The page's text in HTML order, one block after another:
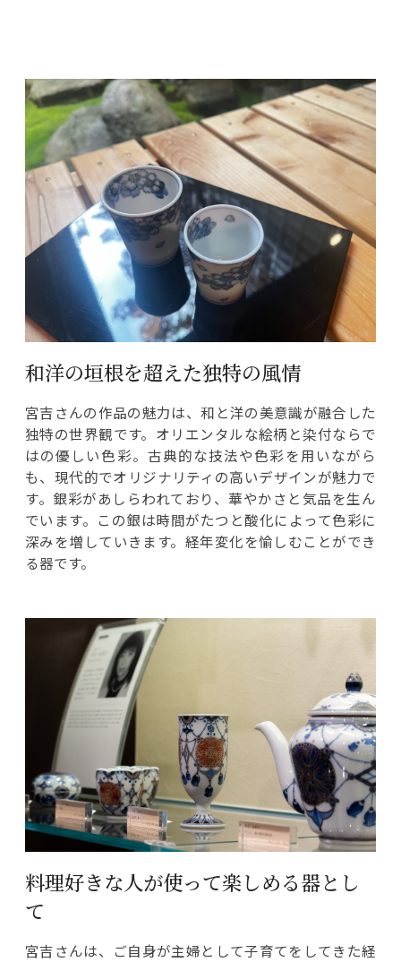
和洋の垣根を超えた独特の風情
宮吉さんの作品の魅力は、和と洋の美意識が融合した
独特の世界観です。オリエンタルな絵柄と染付ならで
はの優しい色彩。古典的な技法や色彩を用いながら
も、現代的でオリジナリティの高いデザインが魅力で
す。銀彩があしらわれており、華やかさと気品を生ん
でいます。この銀は時間がたつと酸化によって色彩に
深みを増していきます。経年変化を愉しむことができ
る器です。
料理好きな人が使って楽しめる器とし
て
宮吉さんは、ご自身が主婦として子育てをしてきた経